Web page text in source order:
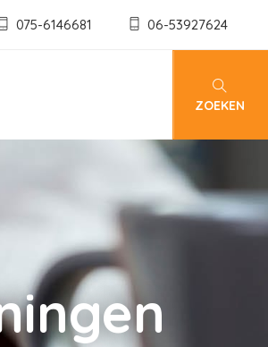
075-6146681 06-53927624
ZOEKEN